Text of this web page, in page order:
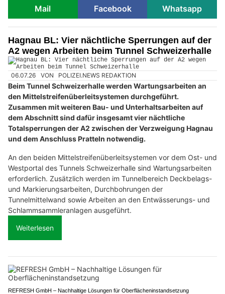
Mail
Facebook Whatsapp
Hagnau BL: Vier nächtliche Sperrungen auf der
A2 wegen Arbeiten beim Tunnel Schweizerhalle
06.07.26 VON POLIZEI.NEWS REDAKTION
Beim Tunnel Schweizerhalle werden Wartungsarbeiten an
den Mittelstreifenüberleitsystemen durchgeführt.
Zusammen mit weiteren Bau- und Unterhaltsarbeiten auf
dem Abschnitt sind dafür insgesamt vier nächtliche
Totalsperrungen der A2 zwischen der Verzweigung Hagnau
und dem Anschluss Pratteln notwendig.
An den beiden Mittelstreifenüberleitsystemen vor dem Ost- und
Westportal des Tunnels Schweizerhalle sind Wartungsarbeiten
erforderlich. Zusätzlich werden im Tunnelbereich Deckbelags-
und Markierungsarbeiten, Durchbohrungen der
Tunnelmittelwand sowie Arbeiten an den Entwässerungs- und
Schlammsammleranlagen ausgeführt.
Weiterlesen
REFRESH GmbH – Nachhaltige Lösungen für Oberflächeninstandsetzung